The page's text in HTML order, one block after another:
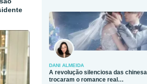
DANI ALMEIDA
A revolução silenciosa das
trocaram o romance real…